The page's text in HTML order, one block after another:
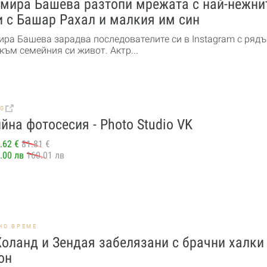
Башева разтопи мрежата с най-
с Башар Рахал и малкия им син
Башева зарадва последователите си в Instagram с
семейния си живот. Актр...
фотосесия - Photo Studio VK
€ 81.81 €
лв 160.01 лв
ВРЕМЕ
и Зендая забелязани с брачни